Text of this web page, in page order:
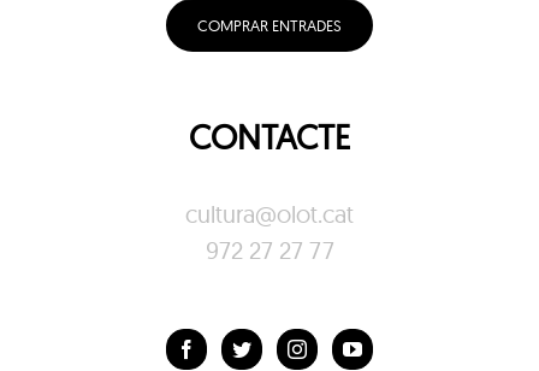
COMPRAR ENTRADES
CONTACTE
cultura@olot.cat
972 27 27 77